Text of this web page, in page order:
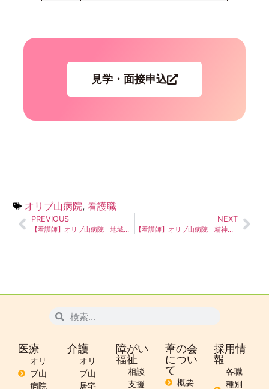
見学・面接申込
オリブ山病院,看護職
PREVIOUS
【看護師】オリブ山病院 地域包括ケア病棟
NEXT
【看護師】オリブ山病院 精神科系病棟
医療
オリ
ブ山
病院
介護
オリ
ブ山
居宅
障がい
福祉
相談
支援
葦の会
につい
て
概要
採用情
報
各職
種別